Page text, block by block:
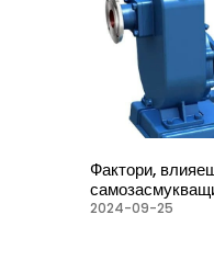
Фактори,
2024-09-25